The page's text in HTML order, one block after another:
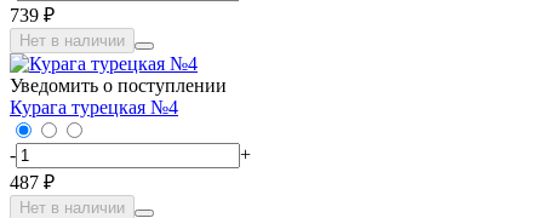
739 ₽
Нет в наличии
Уведомить о поступлении
Курага турецкая №4
-
+
487 ₽
Нет в наличии